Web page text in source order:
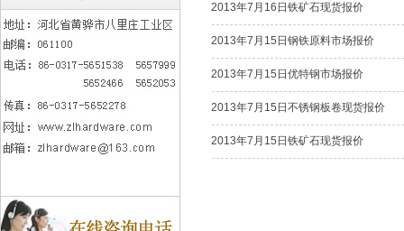
2013年7月16日铁矿石现货报价
2013年7月15日钢铁原料市场报价
2013年7月15日优特钢市场报价
2013年7月15日不锈钢板卷现货报价
2013年7月15日铁矿石现货报价